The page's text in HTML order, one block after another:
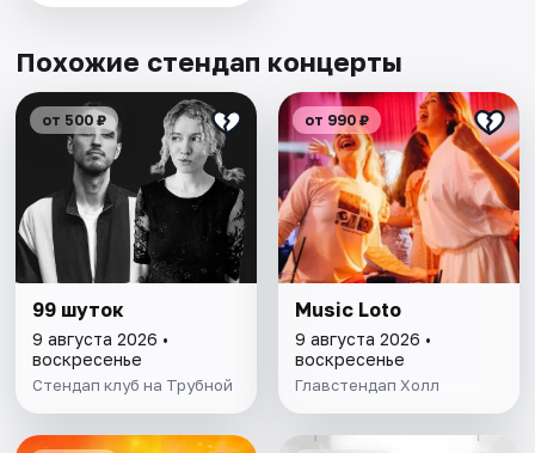
Похожие стендап концерты
от 500 ₽
99 шуток
9 августа 2026 •
воскресенье
Стендап клуб на Трубной
от 990 ₽
Music Loto
9 августа 2026 •
воскресенье
Главстендап Холл